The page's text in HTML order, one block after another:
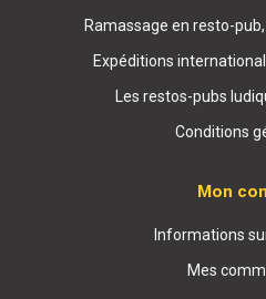
Ramassage en resto-
Expéditions
Les restos-pubs
Conditions
Mon
Informations
Mes